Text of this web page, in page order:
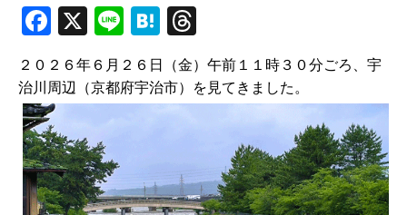
F
a
c
e
b
o
o
X Li
n
e
H
at
e
n
h
r
e
a
d
s
２０２６年６月２６日（金）午前１１時３０分ごろ、宇
治川周辺（京都府宇治市）を見てきました。